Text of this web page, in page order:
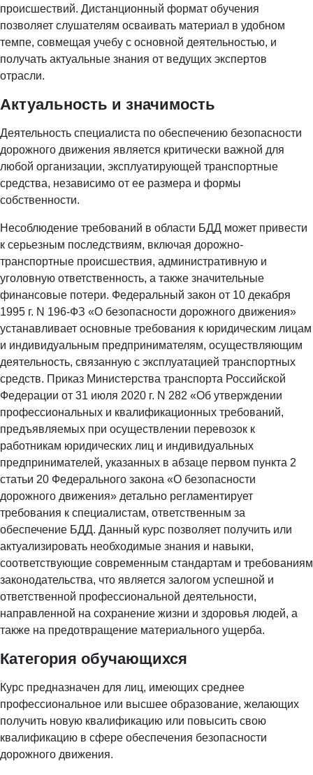
происшествий. Дистанционный формат обучения
позволяет слушателям осваивать материал в удобном
темпе, совмещая учебу с основной деятельностью, и
получать актуальные знания от ведущих экспертов
отрасли.
Актуальность и значимость
Деятельность специалиста по обеспечению безопасности
дорожного движения является критически важной для
любой организации, эксплуатирующей транспортные
средства, независимо от ее размера и формы
собственности.
Несоблюдение требований в области БДД может привести
к серьезным последствиям, включая дорожно-
транспортные происшествия, административную и
уголовную ответственность, а также значительные
финансовые потери. Федеральный закон от 10 декабря
1995 г. N 196-ФЗ «О безопасности дорожного движения»
устанавливает основные требования к юридическим лицам
и индивидуальным предпринимателям, осуществляющим
деятельность, связанную с эксплуатацией транспортных
средств. Приказ Министерства транспорта Российской
Федерации от 31 июля 2020 г. N 282 «Об утверждении
профессиональных и квалификационных требований,
предъявляемых при осуществлении перевозок к
работникам юридических лиц и индивидуальных
предпринимателей, указанных в абзаце первом пункта 2
статьи 20 Федерального закона «О безопасности
дорожного движения» детально регламентирует
требования к специалистам, ответственным за
обеспечение БДД. Данный курс позволяет получить или
актуализировать необходимые знания и навыки,
соответствующие современным стандартам и требованиям
законодательства, что является залогом успешной и
ответственной профессиональной деятельности,
направленной на сохранение жизни и здоровья людей, а
также на предотвращение материального ущерба.
Категория обучающихся
Курс предназначен для лиц, имеющих среднее
профессиональное или высшее образование, желающих
получить новую квалификацию или повысить свою
квалификацию в сфере обеспечения безопасности
дорожного движения.